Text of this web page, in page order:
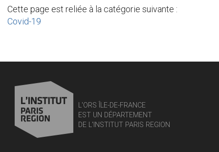
Cette page est reliée à la catégorie suivante :
Covid-19
L'ORS ÎLE-DE-FRANCE
EST UN DÉPARTEMENT
DE L'INSTITUT PARIS REGION